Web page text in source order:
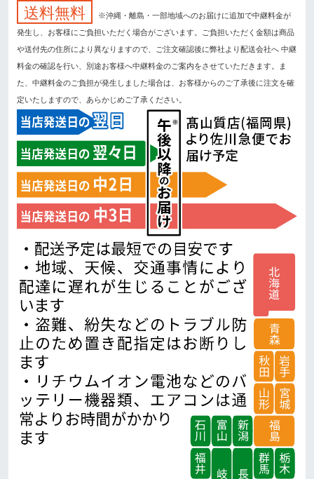
送料無料
※沖縄・離島・一部地域へのお届けに追加で中継料金が
発生し、お客様にご負担いただく場合がございます。ご負担いただく金額は商品
や送付先の住所により異なりますので、ご注文確認後に弊社より配送会社へ 中継
料金の確認を行い、別途お客様へ中継料金のご案内をさせていただきます。ま
た、中継料金のご負担が発生しました場合は、お客様からのご了承後に注文を確
定いたしますので、あらかじめご了承ください。